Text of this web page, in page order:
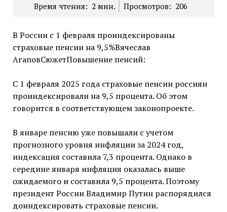
Время чтения: 2 мин. Просмотров: 206
В России с 1 февраля проиндексированы
страховые пенсии на 9,5%Вячеслав
АгаповСюжетПовышение пенсий:
С 1 февраля 2025 года страховые пенсии россиян
проиндексировали на 9,5 процента. Об этом
говорится в соответствующем законопроекте.
В январе пенсию уже повышали с учетом
прогнозного уровня инфляции за 2024 год,
индексация составила 7,3 процента. Однако в
середине января инфляция оказалась выше
ожидаемого и составила 9,5 процента. Поэтому
президент России Владимир Путин распорядился
доиндексировать страховые пенсии.